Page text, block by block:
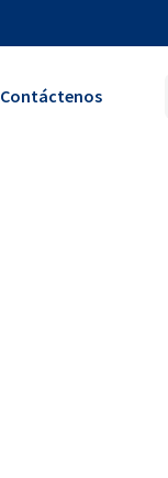
Contáctenos